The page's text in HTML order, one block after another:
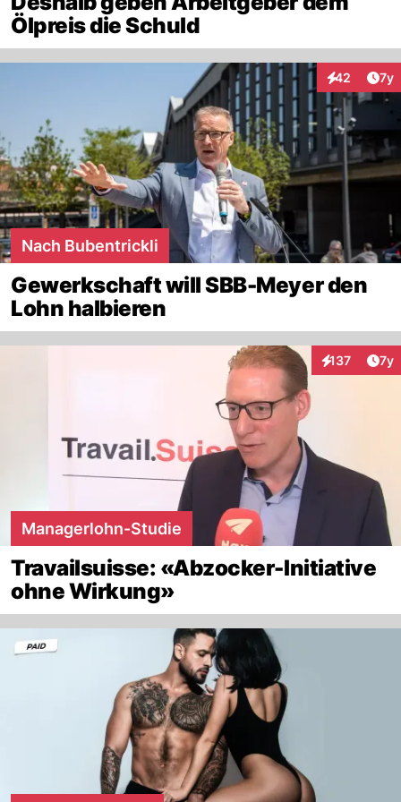
Ölpreis die Schuld
42
Interaktionen
7y
Nach Bubentrickli
Gewerkschaft will SBB-Meyer den
Lohn halbieren
137
Interaktionen
7y
Managerlohn-Studie
Travailsuisse: «Abzocker-Initiative
ohne Wirkung»